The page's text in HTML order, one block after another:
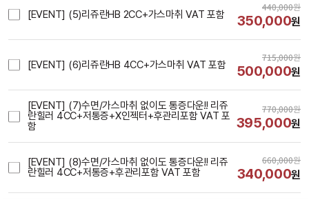
[EVENT] (5)리쥬란HB 2CC+가스마취 VAT 포함
440,000원
350,000원
[EVENT] (6)리쥬란HB 4CC+가스마취 VAT 포함
715,000원
500,000원
[EVENT] (7)수면/가스마취 없이도 통증다운!! 리쥬
란힐러 4CC+저통증+X인젝터+후관리포함 VAT 포
함
770,000원
395,000원
[EVENT] (8)수면/가스마취 없이도 통증다운!! 리쥬
란힐러 4CC+저통증+후관리포함 VAT 포함
660,000원
340,000원